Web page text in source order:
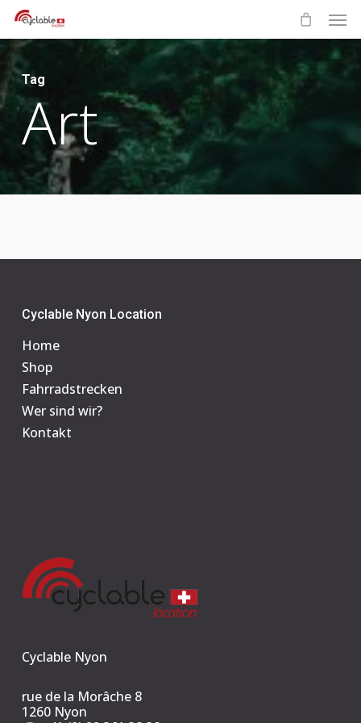
Skip
main
content
Tag
Art
Cyclable Nyon Location
Home
Shop
Fahrradstrecken
Wer sind wir?
Kontakt
Cyclable Nyon
rue de la Morâche 8
1260 Nyon